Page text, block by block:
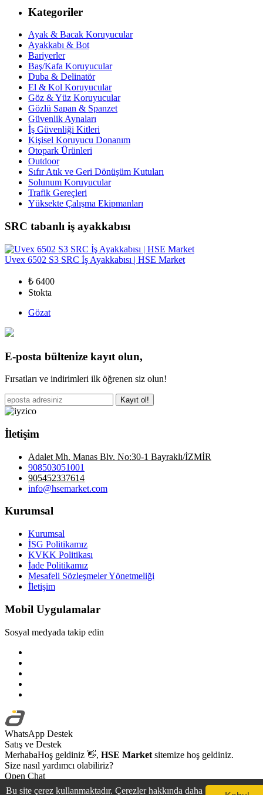
Kategoriler
Ayak & Bacak Koruyucular
Ayakkabı & Bot
Bariyerler
Baş/Kafa Koruyucular
Duba & Delinatör
El & Kol Koruyucular
Göz & Yüz Koruyucular
Gözlü Sapan & Spanzet
Güvenlik Aynaları
İş Güvenliği Kitleri
Kişisel Koruyucu Donanım
Otopark Ürünleri
Outdoor
Sıfır Atık ve Geri Dönüşüm Kutuları
Solunum Koruyucular
Trafik Gereçleri
Yüksekte Çalışma Ekipmanları
SRC tabanlı iş ayakkabısı
Uvex 6502 S3 SRC İş Ayakkabısı | HSE Market
₺ 6400
Stokta
Gözat
E-posta bültenize kayıt olun,
Fırsatları ve indirimleri ilk öğrenen siz olun!
Kayıt ol!
İletişim
Adalet Mh. Manas Blv. No:30-1 Bayraklı/İZMİR
908503051001
905452337614
info@hsemarket.com
Kurumsal
Kurumsal
İSG Politikamız
KVKK Politikası
İade Politikamız
Mesafeli Sözleşmeler Yönetmeliği
İletişim
Mobil Uygulamalar
Sosyal medyada takip edin
Bu site çerez kullanmaktadır. Çerezler hakkında daha
WhatsApp Destek
Satış ve Destek
MerhabaHoş geldiniz 👋, HSE Market sitemize hoş geldiniz.
Size nasıl yardımcı olabiliriz?
Open Chat